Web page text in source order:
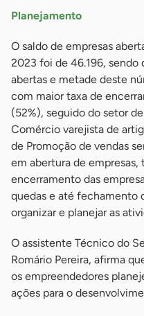
Planejamento
O saldo de empresas
2023 foi de 46.196, sendo
abertas e metade deste
com maior taxa de
(52%), seguido do setor
Comércio varejista de
de Promoção de vendas
em abertura de
encerramento das
quedas e até fechamento
organizar e planejar as
O assistente Técnico do
Romário Pereira, afirma
os empreendedores
ações para o